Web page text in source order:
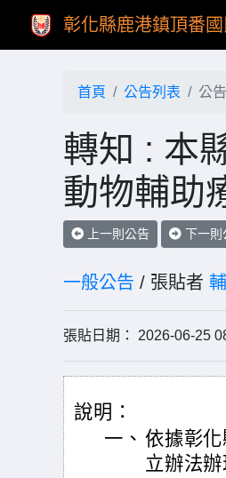
彰化縣鹿港鎮頂番
首頁 公告列表 公
轉知 : 本
動物輔助
上一則公告 下一則
一般公告 / 張貼者
張貼日期： 2026-06-25
說明：
一、 依據彰
立辦法辦